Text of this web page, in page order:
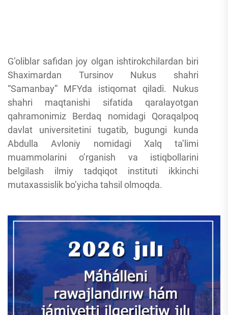
G’oliblar safidan joy olgan ishtirokchilardan biri
Shaximardan Tursinov Nukus shahri
“Samanbay” MFYda istiqomat qiladi. Nukus
shahri maqtanishi sifatida qaralayotgan
qahramonimiz Berdaq nomidagi Qoraqalpoq
davlat universitetini tugatib, bugungi kunda
Abdulla Avloniy nomidagi Xalq ta’limi
muammolarini o’rganish va istiqbollarini
belgilash ilmiy tadqiqot instituti ikkinchi
mutaxassislik bo’yicha tahsil olmoqda.